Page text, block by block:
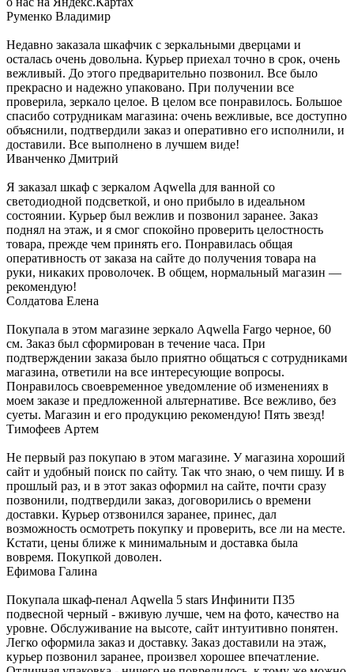
Руменко Владимир
Недавно заказала шкафчик с зеркальными дверцами и
осталась очень довольна. Курьер приехал точно в срок, очень
вежливый. До этого предварительно позвонил. Все было
прекрасно и надежно упаковано. При получении все
проверила, зеркало целое. В целом все понравилось. Большое
спасибо сотрудникам магазина: очень вежливые, все доступно
объяснили, подтвердили заказ и оперативно его исполнили, и
доставили. Все выполнено в лучшем виде!
Иванченко Дмитрий
Я заказал шкаф с зеркалом Aqwella для ванной со
светодиодной подсветкой, и оно прибыло в идеальном
состоянии. Курьер был вежлив и позвонил заранее. Заказ
поднял на этаж, и я смог спокойно проверить целостность
товара, прежде чем принять его. Понравилась общая
оперативность от заказа на сайте до получения товара на
руки, никаких проволочек. В общем, нормальный магазин —
рекомендую!
Солдатова Елена
Покупала в этом магазине зеркало Aqwella Fargo черное, 60
см. Заказ был сформирован в течение часа. При
подтверждении заказа было приятно общаться с сотрудниками
магазина, ответили на все интересующие вопросы.
Понравилось своевременное уведомление об изменениях в
моем заказе и предложенной альтернативе. Все вежливо, без
суеты. Магазин и его продукцию рекомендую! Пять звезд!
Тимофеев Артем
Не первый раз покупаю в этом магазине. У магазина хороший
сайт и удобный поиск по сайту. Так что знаю, о чем пишу. И в
прошлый раз, и в этот заказ оформил на сайте, почти сразу
позвонили, подтвердили заказ, договорились о времени
доставки. Курьер отзвонился заранее, принес, дал
возможность осмотреть покупку и проверить, все ли на месте.
Кстати, цены ближе к минимальным и доставка была
вовремя. Покупкой доволен.
Ефимова Галина
Покупала шкаф-пенал Aqwella 5 stars Инфинити П35
подвесной черный - вживую лучше, чем на фото, качество на
уровне. Обслуживание на высоте, сайт интуитивно понятен.
Легко оформила заказ и доставку. Заказ доставили на этаж,
курьер позвонил заранее, произвел хорошее впечатление.